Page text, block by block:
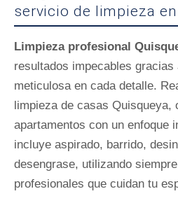
servicio de limpieza en
Limpieza profesional
resultados impecables gracias
meticulosa en cada detalle.
limpieza de casas Quisqueya,
apartamentos con un enfoque
incluye aspirado, barrido,
desengrase, utilizando
profesionales que cuidan tu